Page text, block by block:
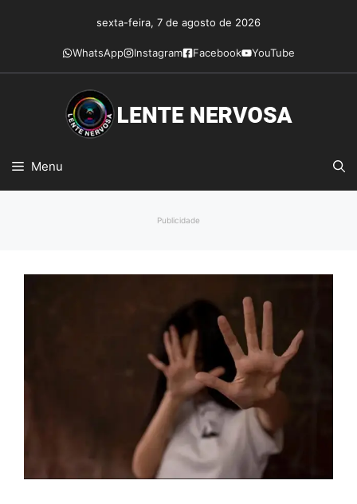
conteúdo
sexta-feira, 7 de agosto de 2026
WhatsApp Instagram Facebook YouTube
Menu
Publicidade